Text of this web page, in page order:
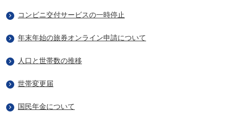
コンビニ交付サービスの一時停止
年末年始の旅券オンライン申請について
人口と世帯数の推移
世帯変更届
国民年金について